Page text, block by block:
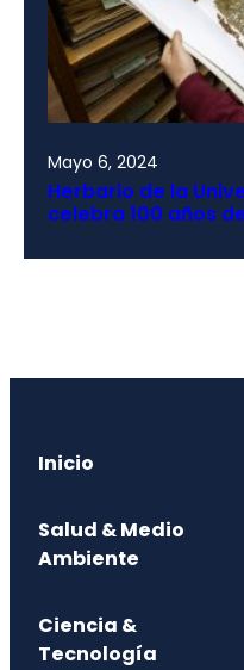
Mayo 6, 2024
Herbario de la
celebra 100 años
Inicio
Salud & Medio
Ambiente
Ciencia &
Tecnología